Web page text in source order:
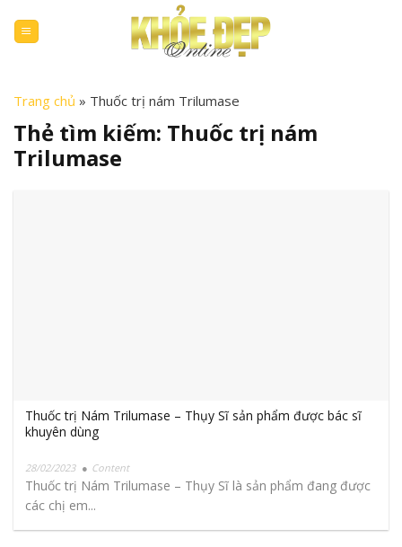
content
Trang chủ » Thuốc trị nám Trilumase
Thẻ tìm kiếm: Thuốc trị nám
Trilumase
Thuốc trị Nám Trilumase – Thụy Sĩ sản phẩm được bác sĩ
khuyên dùng
28/02/2023 Content
Thuốc trị Nám Trilumase – Thụy Sĩ là sản phẩm đang được
các chị em...